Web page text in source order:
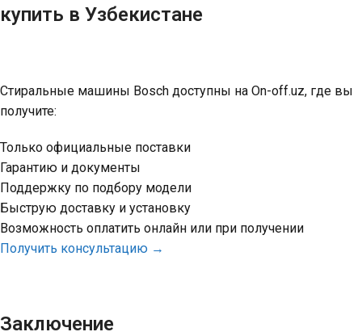
купить в Узбекистане
Стиральные машины Bosch доступны на On-off.uz, где вы
получите:
Только официальные поставки
Гарантию и документы
Поддержку по подбору модели
Быструю доставку и установку
Возможность оплатить онлайн или при получении
Получить консультацию →
Заключение